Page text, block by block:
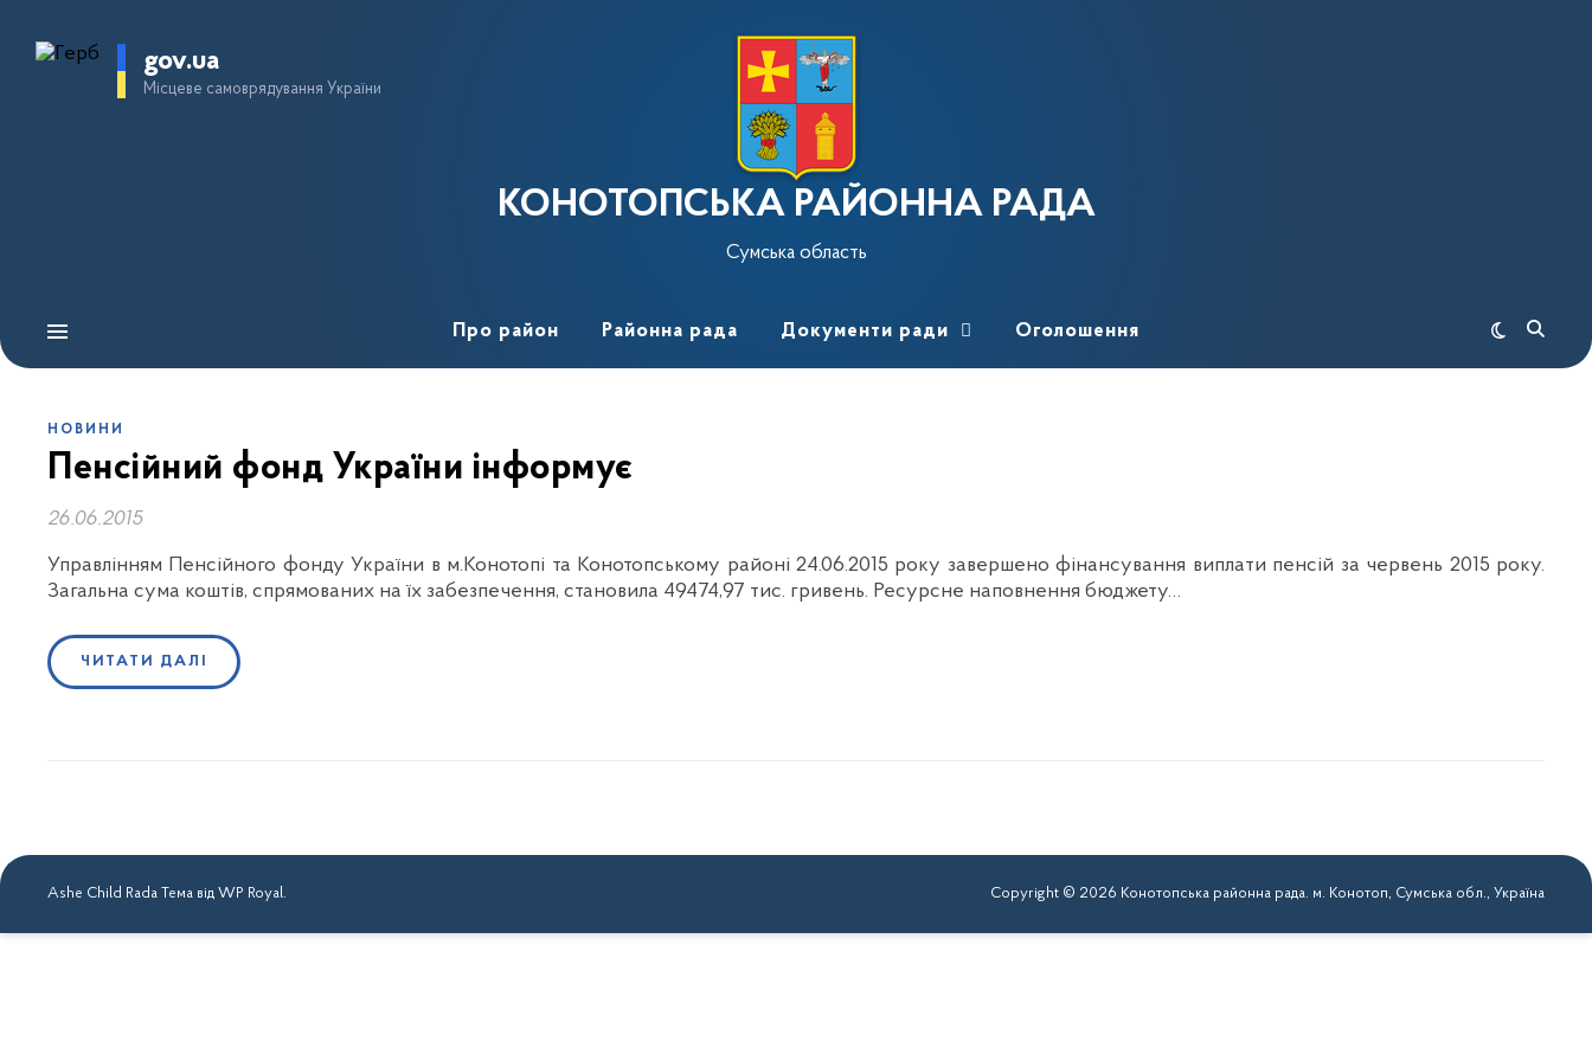
gov.ua
Місцеве самоврядування України
КОНОТОПСЬКА РАЙОННА РАДА
Сумська область
Про район Районна рада Документи ради Оголошення
НОВИНИ
Пенсійний фонд України інформує
26.06.2015
Управлінням Пенсійного фонду України в м.Конотопі та Конотопському районі 24.06.2015 року завершено фінансування виплати пенсій за червень 2015 року.
Загальна сума коштів, спрямованих на їх забезпечення, становила 49474,97 тис. гривень. Ресурсне наповнення бюджету…
ЧИТАТИ ДАЛІ
Copyright © 2026 Конотопська районна рада. м. Конотоп, Сумська обл., Україна
Ashe Child Rada Тема від WP Royal.